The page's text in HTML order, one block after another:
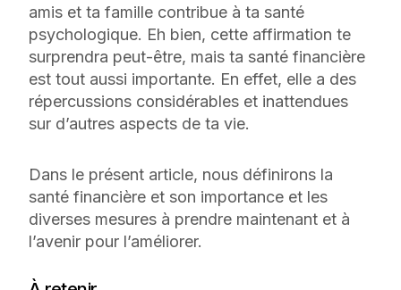
amis et ta famille contribue à ta santé
psychologique. Eh bien, cette affirmation te
surprendra peut-être, mais ta santé financière
est tout aussi importante. En effet, elle a des
répercussions considérables et inattendues
sur d’autres aspects de ta vie.
Dans le présent article, nous définirons la
santé financière et son importance et les
diverses mesures à prendre maintenant et à
l’avenir pour l’améliorer.